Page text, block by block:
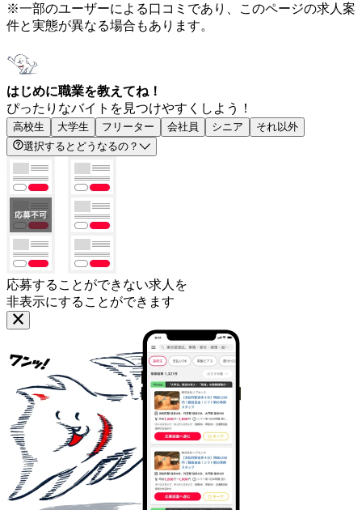
※一部のユーザーによる口コミであり、このページの求人案
件と実態が異なる場合もあります。
はじめに職業を教えてね！
ぴったりなバイトを見つけやすくしよう！
高校生 大学生 フリーター 会社員 シニア
それ以外
選択するとどうなるの？
応募することができない求人を
非表示にすることができます